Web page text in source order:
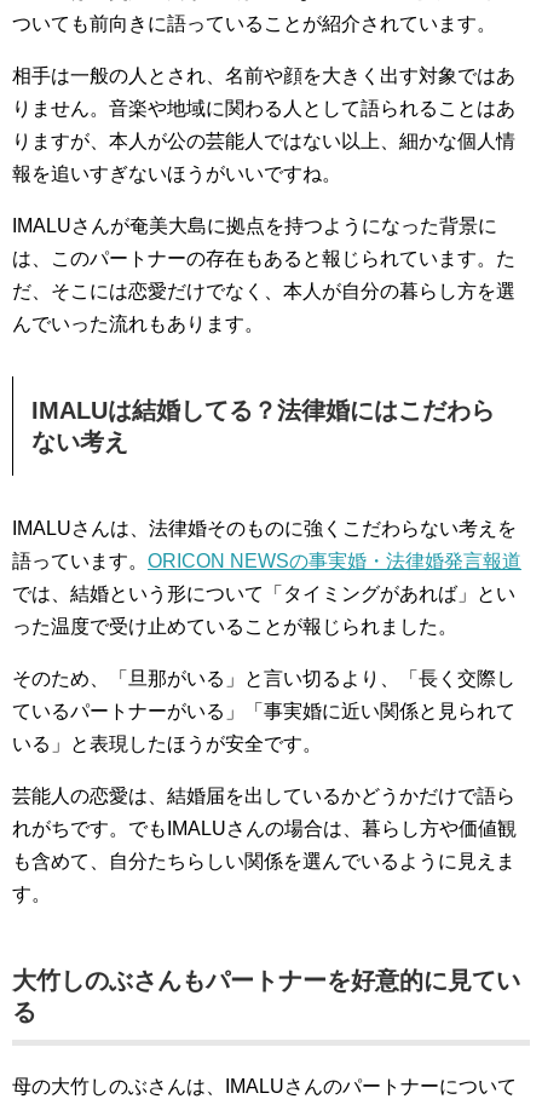
ついても前向きに語っていることが紹介されています。
相手は一般の人とされ、名前や顔を大きく出す対象ではあ
りません。音楽や地域に関わる人として語られることはあ
りますが、本人が公の芸能人ではない以上、細かな個人情
報を追いすぎないほうがいいですね。
IMALUさんが奄美大島に拠点を持つようになった背景に
は、このパートナーの存在もあると報じられています。た
だ、そこには恋愛だけでなく、本人が自分の暮らし方を選
んでいった流れもあります。
IMALUは結婚してる？法律婚にはこだわら
ない考え
IMALUさんは、法律婚そのものに強くこだわらない考えを
語っています。 ORICON NEWSの事実婚・法律婚発言報道
では、結婚という形について「タイミングがあれば」とい
った温度で受け止めていることが報じられました。
そのため、「旦那がいる」と言い切るより、「長く交際し
ているパートナーがいる」「事実婚に近い関係と見られて
いる」と表現したほうが安全です。
芸能人の恋愛は、結婚届を出しているかどうかだけで語ら
れがちです。でもIMALUさんの場合は、暮らし方や価値観
も含めて、自分たちらしい関係を選んでいるように見えま
す。
大竹しのぶさんもパートナーを好意的に見てい
る
母の大竹しのぶさんは、IMALUさんのパートナーについて